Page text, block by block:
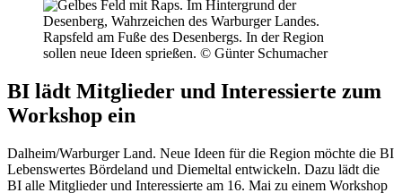
Rapsfeld am Fuße des Desenbergs. In der Region
sollen neue Ideen sprießen. © Günter Schumacher
BI lädt Mitglieder und Interessierte zum
Workshop ein
Dalheim/Warburger Land. Neue Ideen für die Region möchte die BI
Lebenswertes Bördeland und Diemeltal entwickeln. Dazu lädt die
BI alle Mitglieder und Interessierte am 16. Mai zu einem Workshop